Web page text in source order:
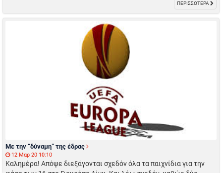
ΠΕΡΙΣΣΟΤΕΡΑ
Με την “δύναμη” της έδρας
12 Μαρ 20 10:10
Καλημέρα! Απόψε διεξάγονται σχεδόν όλα τα παιχνίδια για την